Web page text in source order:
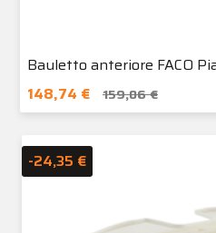
Bauletto anteriore FACO
148,74 €
159,06 €
-24,35 €